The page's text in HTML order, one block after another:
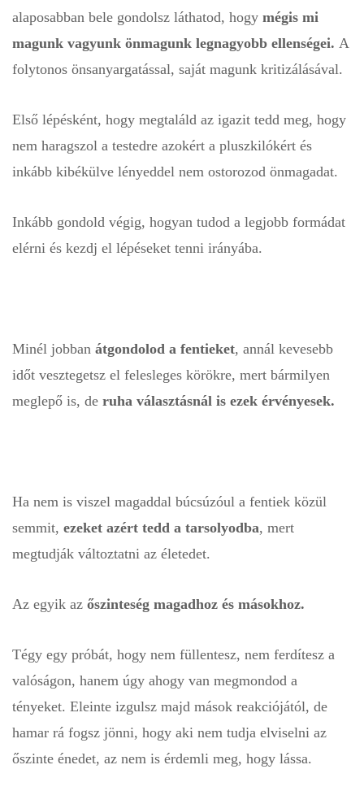
alaposabban bele gondolsz láthatod, hogy mégis mi
magunk vagyunk önmagunk legnagyobb ellenségei. A
folytonos önsanyargatással, saját magunk kritizálásával.
Első lépésként, hogy megtaláld az igazit tedd meg, hogy
nem haragszol a testedre azokért a pluszkilókért és
inkább kibékülve lényeddel nem ostorozod önmagadat.
Inkább gondold végig, hogyan tudod a legjobb formádat
elérni és kezdj el lépéseket tenni irányába.
Minél jobban átgondolod a fentieket, annál kevesebb
időt vesztegetsz el felesleges körökre, mert bármilyen
meglepő is, de ruha választásnál is ezek érvényesek.
Ha nem is viszel magaddal búcsúzóul a fentiek közül
semmit, ezeket azért tedd a tarsolyodba, mert
megtudják változtatni az életedet.
Az egyik az őszinteség magadhoz és másokhoz.
Tégy egy próbát, hogy nem füllentesz, nem ferdítesz a
valóságon, hanem úgy ahogy van megmondod a
tényeket. Eleinte izgulsz majd mások reakciójától, de
hamar rá fogsz jönni, hogy aki nem tudja elviselni az
őszinte énedet, az nem is érdemli meg, hogy lássa.